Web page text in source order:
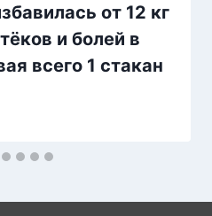
от 12 кг
и болей в
всего 1 стакан